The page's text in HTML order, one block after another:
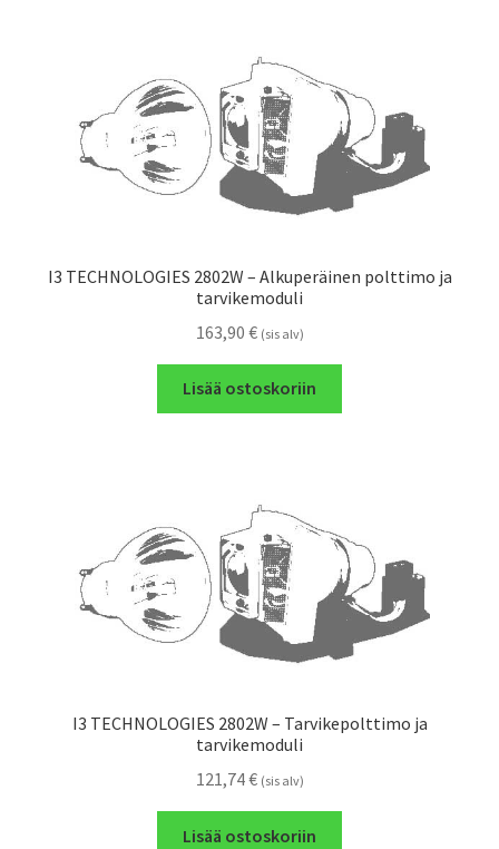
I3 TECHNOLOGIES 2802W – Alkuperäinen polttimo ja
tarvikemoduli
163,90 € (sis alv)
Lisää ostoskoriin
I3 TECHNOLOGIES 2802W – Tarvikepolttimo ja
tarvikemoduli
121,74€ (sis alv)
Lisää ostoskoriin